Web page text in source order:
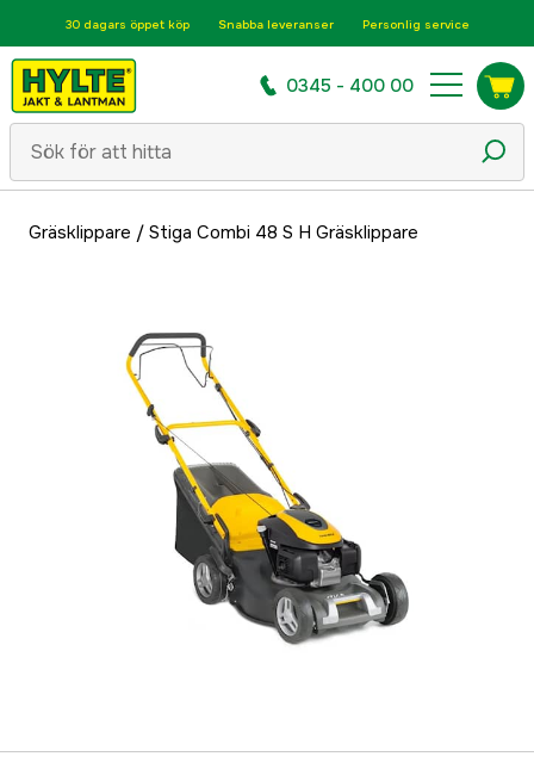
30 dagars öppet köp Snabba leveranser Personlig service
0345 - 400 00
Gräsklippare / Stiga Combi 48 S H Gräsklippare